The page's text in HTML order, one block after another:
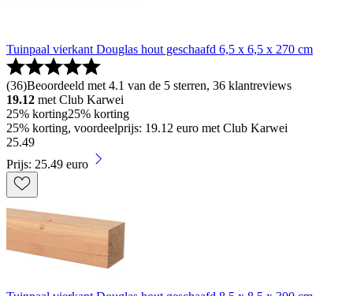
Tuinpaal vierkant Douglas hout geschaafd 6,5 x 6,5 x 270 cm
(36)Beoordeeld met 4.1 van de 5 sterren, 36 klantreviews
19.12 met Club Karwei
25% korting25% korting
25% korting, voordeelprijs: 19.12 euro met Club Karwei
25.49
Prijs: 25.49 euro